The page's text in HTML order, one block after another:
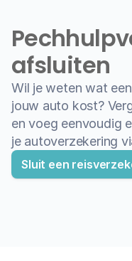
afsluiten
Wil je weten wat
jouw auto kost?
en voeg eenvoudig
je autoverzekering
Sluit een